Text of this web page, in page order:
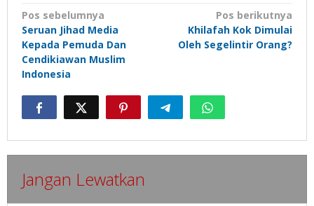
Navigasi
pos
Pos sebelumnya
Seruan Jihad Media
Kepada Pemuda Dan
Cendikiawan Muslim
Indonesia
Pos berikutnya
Khilafah Kok Dimulai
Oleh Segelintir Orang?
Jangan Lewatkan